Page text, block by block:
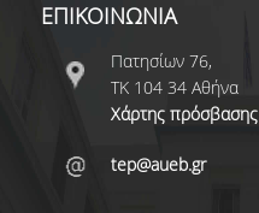
ΕΠΙΚΟΙΝΩΝΙΑ
Πατησίων 76,
ΤΚ 104 34 Αθήνα
Χάρτης πρόσβασης
tep@aueb.gr